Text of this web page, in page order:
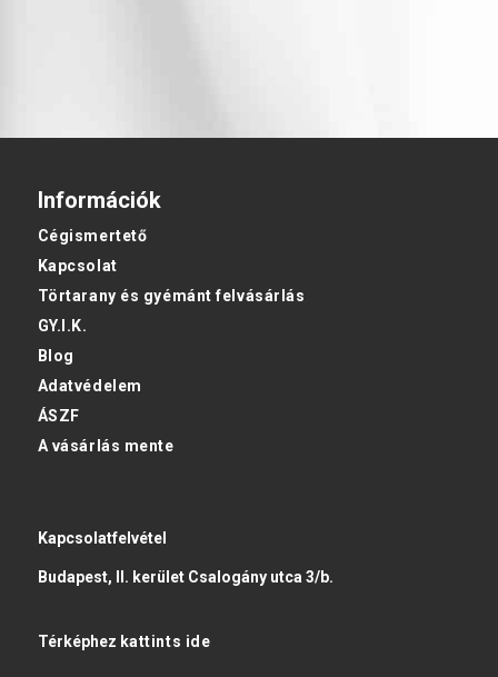
Információk
Cégismertető
Kapcsolat
Törtarany és gyémánt felvásárlás
GY.I.K.
Blog
Adatvédelem
ÁSZF
A vásárlás mente
Kapcsolatfelvétel
Budapest, II. kerület Csalogány utca 3/b.
Térképhez kattints ide